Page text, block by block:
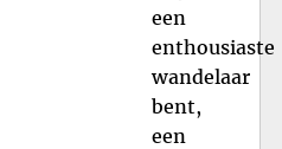
een
enthousiaste
wandelaar
bent,
een